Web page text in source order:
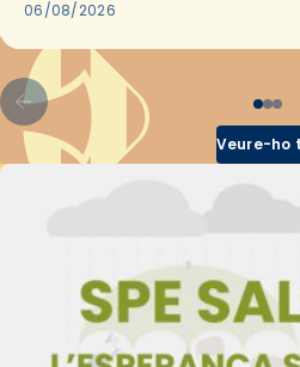
les convivències Be Apostle,
06/08/2026
Veure-ho